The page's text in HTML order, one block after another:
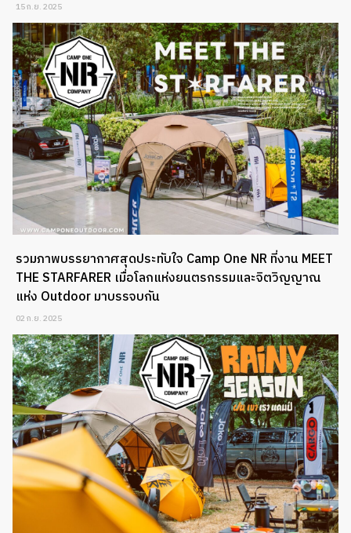
15 ก.ย. 2025
รวมภาพบรรยากาศสุดประทับใจ Camp One NR ที่งาน MEET
THE STARFARER เมื่อโลกแห่งยนตรกรรมและจิตวิญญาณ
แห่ง Outdoor มาบรรจบกัน
02 ก.ย. 2025